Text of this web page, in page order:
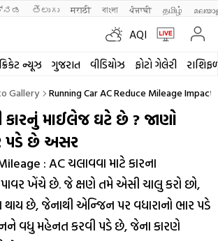
తెలుగు मराठी বাংলা ਪੰਜਾਬੀ தமிழ்
AQI
ક્રિકેટ ન્યૂઝ ગુજરાત વીડિયોઝ ફોટો ગેલેરી
Gallery Running Car AC Reduce Mileage
કારનું માઈલેજ ઘટે છે ? જાણો
પડે છે અસર
: AC ચલાવવા માટે કારના
ખેંચે છે. જે ક્ષણે તમે એસી ચાલુ કરો છો,
થાય છે, જેનાથી એન્જિન પર વધારાનો ભાર પડે
વધુ મહેનત કરવી પડે છે, જેના કારણે